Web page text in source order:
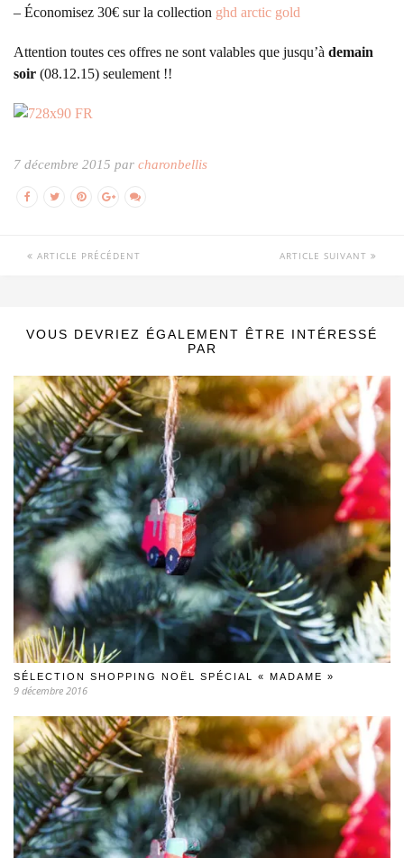
– Économisez 30€ sur la collection ghd arctic gold
Attention toutes ces offres ne sont valables que jusqu’à demain
soir (08.12.15) seulement !!
7 décembre 2015 par charonbellis
ARTICLE PRÉCÉDENT ARTICLE SUIVANT
VOUS DEVRIEZ ÉGALEMENT ÊTRE INTÉRESSÉ
PAR
SÉLECTION SHOPPING NOËL SPÉCIAL « MADAME »
9 décembre 2016